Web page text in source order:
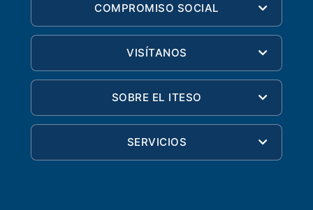
COMPROMISO SOCIAL
VISÍTANOS
SOBRE EL ITESO
SERVICIOS